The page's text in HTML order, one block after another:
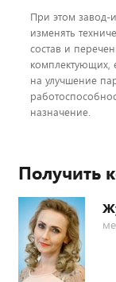
При этом завод-
изменять
состав и
комплектующих,
на улучшение
назначение.
Получить